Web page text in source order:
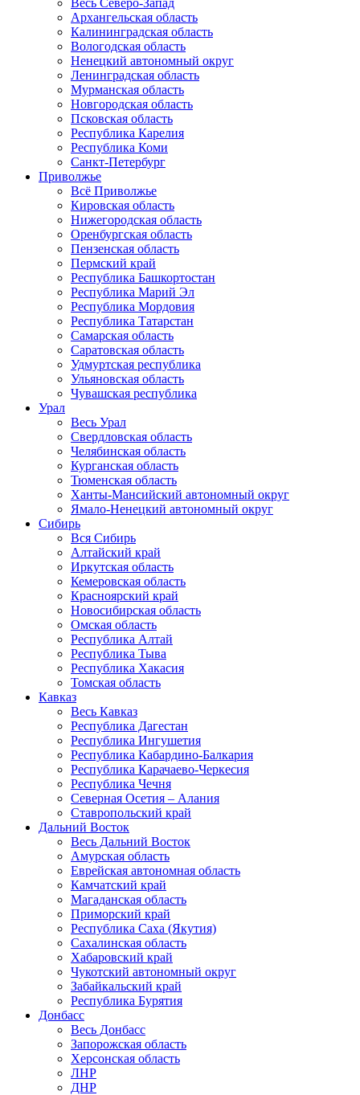
Весь Северо-Запад
Архангельская область
Калининградская область
Вологодская область
Ненецкий автономный округ
Ленинградская область
Мурманская область
Новгородская область
Псковская область
Республика Карелия
Республика Коми
Санкт-Петербург
Приволжье
Всё Приволжье
Кировская область
Нижегородская область
Оренбургская область
Пензенская область
Пермский край
Республика Башкортостан
Республика Марий Эл
Республика Мордовия
Республика Татарстан
Самарская область
Саратовская область
Удмуртская республика
Ульяновская область
Чувашская республика
Урал
Весь Урал
Свердловская область
Челябинская область
Курганская область
Тюменская область
Ханты-Мансийский автономный округ
Ямало-Ненецкий автономный округ
Сибирь
Вся Сибирь
Алтайский край
Иркутская область
Кемеровская область
Красноярский край
Новосибирская область
Омская область
Республика Алтай
Республика Тыва
Республика Хакасия
Томская область
Кавказ
Весь Кавказ
Республика Дагестан
Республика Ингушетия
Республика Кабардино-Балкария
Республика Карачаево-Черкесия
Республика Чечня
Северная Осетия – Алания
Ставропольский край
Дальний Восток
Весь Дальний Восток
Амурская область
Еврейская автономная область
Камчатский край
Магаданская область
Приморский край
Республика Саха (Якутия)
Сахалинская область
Хабаровский край
Чукотский автономный округ
Забайкальский край
Республика Бурятия
Донбасс
Весь Донбасс
Запорожская область
Херсонская область
ЛНР
ДНР